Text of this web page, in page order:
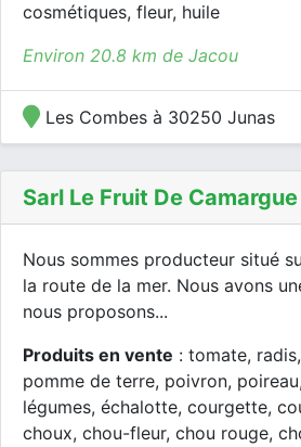
cosmétiques, fleur, huile
Environ 20.8 km de Jacou
Les Combes à 30250 Junas
Sarl Le Fruit De Camargue
Nous sommes producteur situé
la route de la mer. Nous avons
nous proposons...
Produits en vente : tomate,
pomme de terre, poivron,
légumes, échalotte, courgette,
choux, chou-fleur, chou rouge,